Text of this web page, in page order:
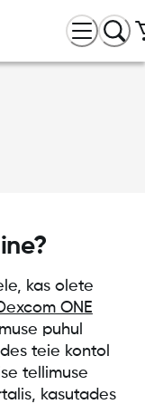
kas olete
ONE
puhul
teie kontol
tellimuse
kasutades